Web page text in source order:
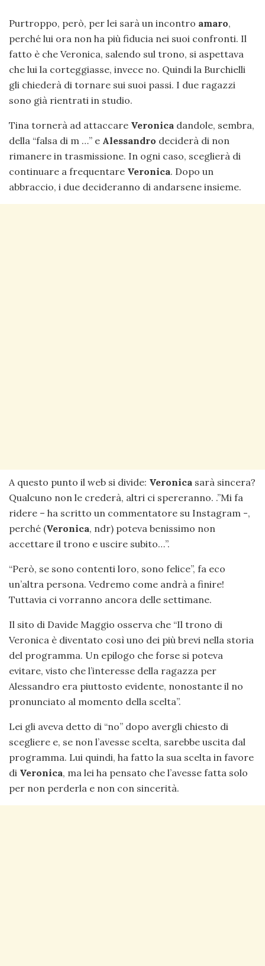
Purtroppo, però, per lei sarà un incontro amaro,
perché lui ora non ha più fiducia nei suoi confronti. Il
fatto è che Veronica, salendo sul trono, si aspettava
che lui la corteggiasse, invece no. Quindi la Burchielli
gli chiederà di tornare sui suoi passi. I due ragazzi
sono già rientrati in studio.
Tina tornerà ad attaccare Veronica dandole, sembra,
della “falsa di m …” e Alessandro deciderà di non
rimanere in trasmissione. In ogni caso, sceglierà di
continuare a frequentare Veronica. Dopo un
abbraccio, i due decideranno di andarsene insieme.
A questo punto il web si divide: Veronica sarà sincera?
Qualcuno non le crederà, altri ci spereranno. .”Mi fa
ridere – ha scritto un commentatore su Instagram -,
perché (Veronica, ndr) poteva benissimo non
accettare il trono e uscire subito…”.
“Però, se sono contenti loro, sono felice”, fa eco
un’altra persona. Vedremo come andrà a finire!
Tuttavia ci vorranno ancora delle settimane.
Il sito di Davide Maggio osserva che “Il trono di
Veronica è diventato così uno dei più brevi nella storia
del programma. Un epilogo che forse si poteva
evitare, visto che l’interesse della ragazza per
Alessandro era piuttosto evidente, nonostante il no
pronunciato al momento della scelta”.
Lei gli aveva detto di “no” dopo avergli chiesto di
scegliere e, se non l’avesse scelta, sarebbe uscita dal
programma. Lui quindi, ha fatto la sua scelta in favore
di Veronica, ma lei ha pensato che l’avesse fatta solo
per non perderla e non con sincerità.